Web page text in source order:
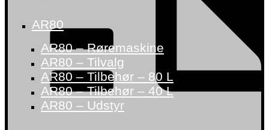
AR80
AR80 – Røremaskine
AR80 – Tilvalg
AR80 – Tilbehør – 80 L
AR80 – Tilbehør – 40 L
AR80 – Udstyr